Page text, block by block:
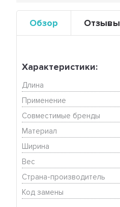
Обзор Отзывы
Характеристики:
Длина
Применение
Совместимые бренды
Материал
Ширина
Вес
Страна-производитель
Код замены